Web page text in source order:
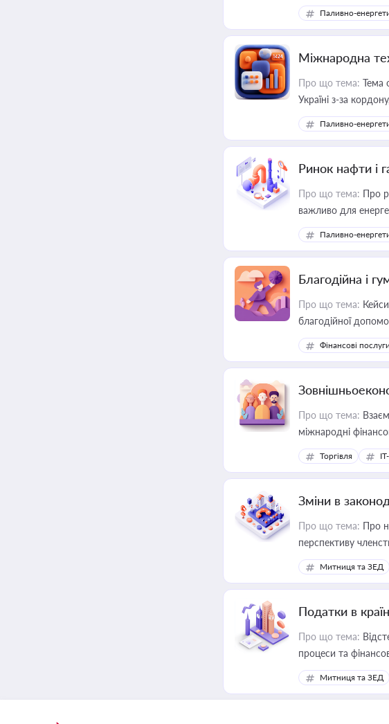
Паливно-
Міжнародна
Про що тема: Тема
Україні з-за
інфраструктурних
Паливно-
Ринок нафти і
Про що тема: Про
важливо для
Паливно-
Благодійна і
Про що тема:
благодійної
Фінансові послуги
Про що тема:
міжнародні
Торгівля
Зміни в
Про що тема: Про нові
перспективу
Митниця та ЗЕД
Податки в
Про що тема:
процеси та
Митниця та ЗЕД